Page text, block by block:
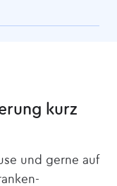
kurz
und gerne auf